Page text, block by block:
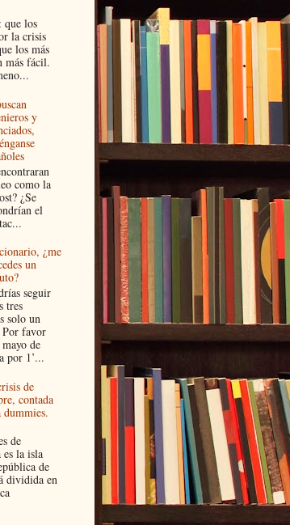
que los
la crisis
los más
más fácil.
y
como la
¿Se
el
¿me
un
seguir
tres
solo un
Por favor
de
por 1’...
de
contada
dummies.
de
es la isla
de
dividida en